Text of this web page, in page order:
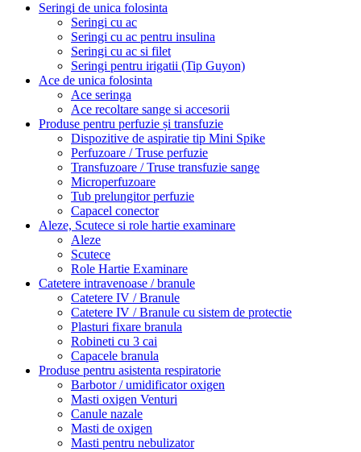
Seringi de unica folosinta
Seringi cu ac
Seringi cu ac pentru insulina
Seringi cu ac si filet
Seringi pentru irigatii (Tip Guyon)
Ace de unica folosinta
Ace seringa
Ace recoltare sange si accesorii
Produse pentru perfuzie și transfuzie
Dispozitive de aspiratie tip Mini Spike
Perfuzoare / Truse perfuzie
Transfuzoare / Truse transfuzie sange
Microperfuzoare
Tub prelungitor perfuzie
Capacel conector
Aleze, Scutece si role hartie examinare
Aleze
Scutece
Role Hartie Examinare
Catetere intravenoase / branule
Catetere IV / Branule
Catetere IV / Branule cu sistem de protectie
Plasturi fixare branula
Robineti cu 3 cai
Capacele branula
Produse pentru asistenta respiratorie
Barbotor / umidificator oxigen
Masti oxigen Venturi
Canule nazale
Masti de oxigen
Masti pentru nebulizator